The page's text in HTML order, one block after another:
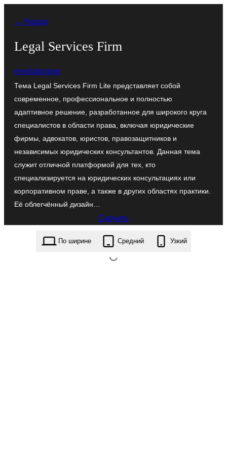
содержимому
← Назад
Legal Services Firm
revolutionwp
Тема Legal Services Firm Lite представляет собой
современное, профессиональное и полностью
адаптивное решение, разработанное для широкого круга
специалистов в области права, включая юридические
фирмы, адвокатов, юристов, правозащитников и
независимых юридических консультантов. Данная тема
служит отличной платформой для тех, кто
специализируется на юридических консультациях или
корпоративном праве, а также в других областях практики.
Её облегчённый дизайн…
Скачать
legal-services-firm.1.9.7.zip
По ширине Средний Узкий